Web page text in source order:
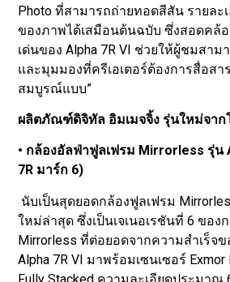
Photo ที่สามารถถ่ายทอดสีสัน รายล
ของภาพได้เสมือนต้นฉบับ ซึ่งสอดคล้
เด่นของ Alpha 7R VI ช่วยให้ผู้ชมสา
และมุมมองที่ครีเอเตอร์ต้องการสื่อสา
สมบูรณ์แบบ”
ผลิตภัณฑ์ดิจิทัล อิมเมจจิ้ง รุ่นใหม่จาก
• กล้องอัลฟ่าฟูลเฟรม Mirrorless รุ่น
7R มาร์ก 6)
นับเป็นสุดยอดกล้องฟูลเฟรม
ใหม่ล่าสุด ซึ่งเป็นเจเนอเรชันที่ 6 ของ
Mirrorless ที่ต่อยอดจากความสำเร็จข
Alpha 7R VI มาพร้อมเซนเซอร์